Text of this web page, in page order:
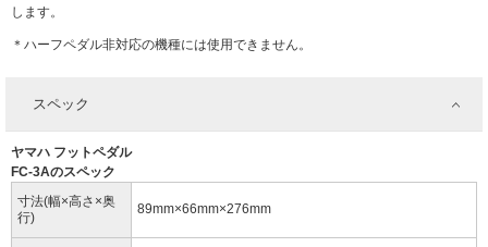
します。
＊ハーフペダル非対応の機種には使用できません。
スペック
ヤマハ フットペダル
FC-3Aのスペック
寸法(幅×高さ×奥
行)
89mm×66mm×276mm